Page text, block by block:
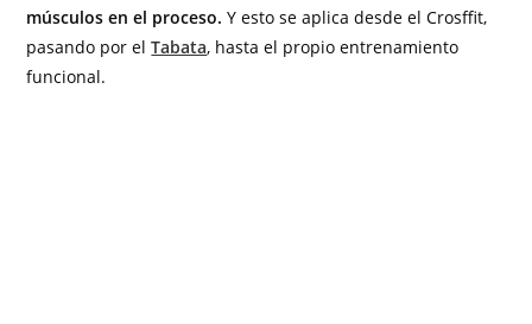
músculos en el proceso. Y esto se aplica desde el Crosffit,
pasando por elTabata, hasta el propio entrenamiento
funcional.